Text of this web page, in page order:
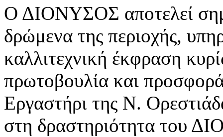
Ο ΔΙΟΝΥΣΟΣ αποτελεί
δρώμενα της περιοχής,
καλλιτεχνική έκφραση
πρωτοβουλία και
Εργαστήρι της Ν.
στη δραστηριότητα του